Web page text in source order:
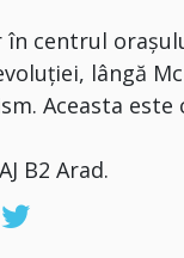
centrul
lângă
Aceasta
B2 Arad.